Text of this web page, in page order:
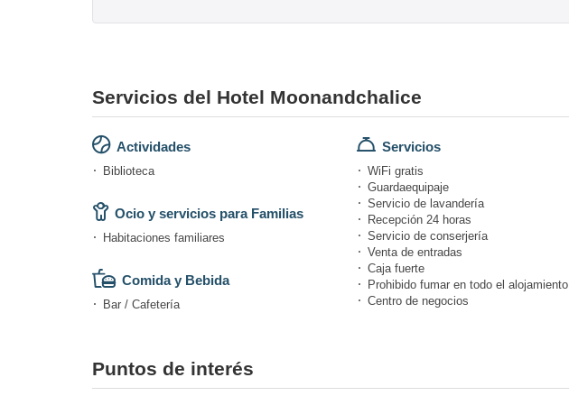
Servicios del Hotel Moonandchalice
Actividades
Biblioteca
Ocio y servicios para Familias
Habitaciones familiares
Comida y Bebida
Bar / Cafetería
Servicios
WiFi gratis
Guardaequipaje
Servicio de lavandería
Recepción 24 horas
Servicio de conserjería
Venta de entradas
Caja fuerte
Prohibido fumar en todo el alojamiento
Centro de negocios
Puntos de interés